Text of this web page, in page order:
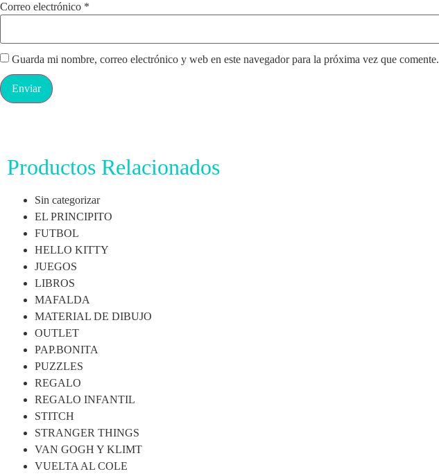
Correo electrónico *
Guarda mi nombre, correo electrónico y web en este navegador para la próxima vez que comente.
Productos Relacionados
Sin categorizar
EL PRINCIPITO
FUTBOL
HELLO KITTY
JUEGOS
LIBROS
MAFALDA
MATERIAL DE DIBUJO
OUTLET
PAP.BONITA
PUZZLES
REGALO
REGALO INFANTIL
STITCH
STRANGER THINGS
VAN GOGH Y KLIMT
VUELTA AL COLE